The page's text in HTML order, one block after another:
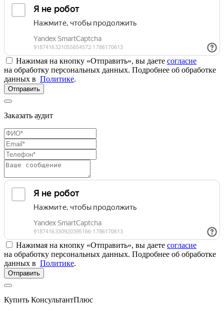
Нажимая на кнопку «Отправить», вы даете согласие
на обработку персональных данных. Подробнее об обработке
данных в Политике.
Отправить
Заказать аудит
Нажимая на кнопку «Отправить», вы даете согласие
на обработку персональных данных. Подробнее об обработке
данных в Политике.
Отправить
Купить КонсультантПлюс